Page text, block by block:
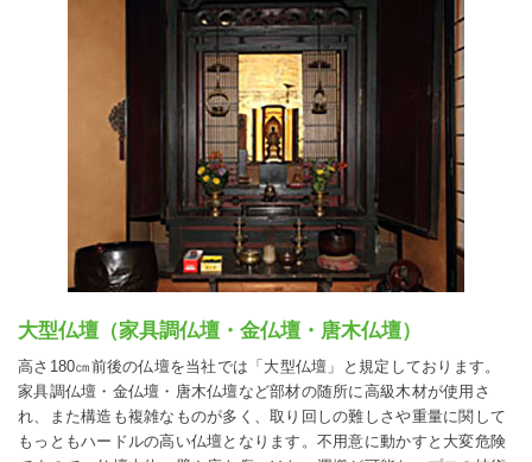
大型仏壇（家具調仏壇・金仏壇・唐木仏壇）
高さ180㎝前後の仏壇を当社では「大型仏壇」と規定しております。
家具調仏壇・金仏壇・唐木仏壇など部材の随所に高級木材が使用さ
れ、また構造も複雑なものが多く、取り回しの難しさや重量に関して
もっともハードルの高い仏壇となります。不用意に動かすと大変危険